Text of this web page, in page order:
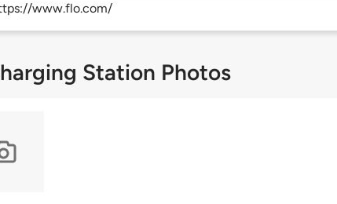
www.flo.com/
Station Photos